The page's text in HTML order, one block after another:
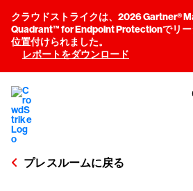
クラウドストライクは、2026 Gartner®
Quadrant™ for Endpoint Protectionでリー
位置付けられました。
レポートをダウンロード
プレスルームに戻る